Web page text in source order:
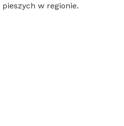
w regionie.